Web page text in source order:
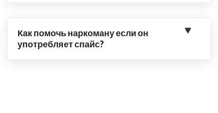
Как помочь наркоману если он
употребляет спайс?